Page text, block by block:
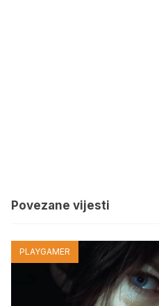
Povezane vijesti
PLAYGAMER